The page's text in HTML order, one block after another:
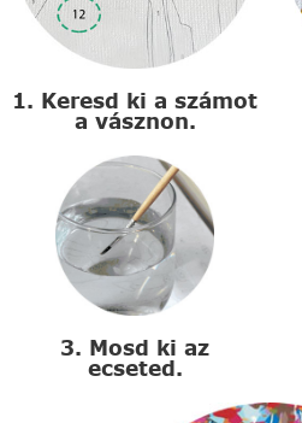
1. Keresd ki a számot
a vásznon.
3. Mosd ki az
ecseted.